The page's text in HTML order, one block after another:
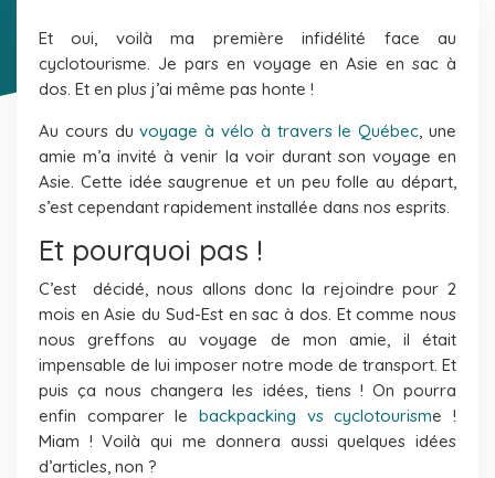
Et oui, voilà ma première infidélité face au
cyclotourisme. Je pars en voyage en Asie en sac à
dos. Et en plus j’ai même pas honte !
Au cours duvoyage à vélo à travers le Québec, une
amie m’a invité à venir la voir durant son voyage en
Asie. Cette idée saugrenue et un peu folle au départ,
s’est cependant rapidement installée dans nos esprits.
Et pourquoi pas !
C’est décidé, nous allons donc la rejoindre pour 2
mois en Asie du Sud-Est en sac à dos. Et comme nous
nous greffons au voyage de mon amie, il était
impensable de lui imposer notre mode de transport. Et
puis ça nous changera les idées, tiens ! On pourra
enfin comparer le backpacking vs cyclotourisme !
Miam ! Voilà qui me donnera aussi quelques idées
d’articles, non ?